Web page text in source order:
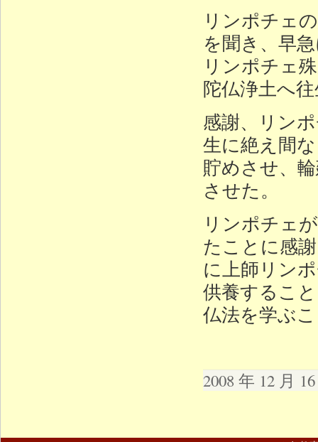
リンポチェ
を聞き、早
リンポチェ
陀仏浄土へ
感謝、リン
生に絶え間
貯めさせ、
させた。
リンポチェ
たことに感
に上師リン
供養するこ
仏法を学ぶ
2008 年 12 月